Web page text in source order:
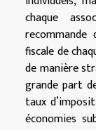
chaque
recommande
fiscale de
de manière
grande part
taux
économies